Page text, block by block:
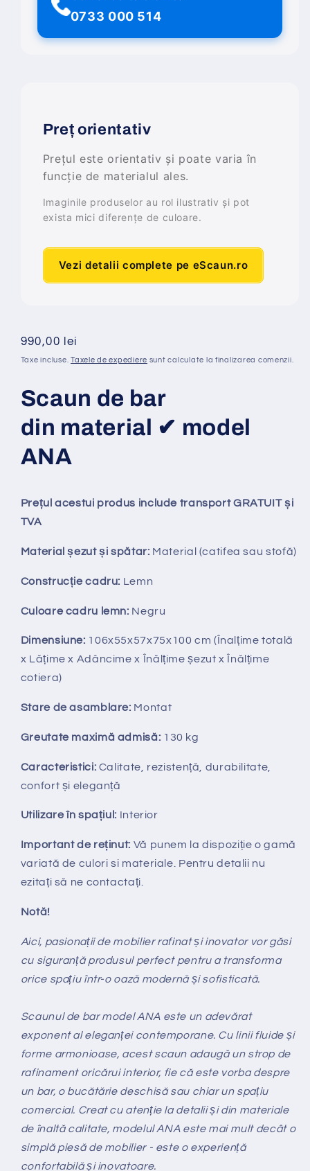
0733 000 514
Preț orientativ
Prețul este orientativ și poate varia în
funcție de materialul ales.
Imaginile produselor au rol ilustrativ și pot
exista mici diferențe de culoare.
Vezi detalii complete pe eScaun.ro
Preț
obișnuit
990,00 lei
Taxe incluse.Taxele de expediere sunt calculate la finalizarea comenzii.
Scaun de bar
din material ✔ model
ANA
Prețul acestui produs include transport GRATUIT și
TVA
Material șezut și spătar: Material (catifea sau stofă)
Construcție cadru: Lemn
Culoare cadru lemn: Negru
Dimensiune: 106x55x57x75x100 cm (Înalțime totală
x Lățime x Adâncime x Înălțime șezut x Înălțime
cotiera)
Stare de asamblare: Montat
Greutate maximă admisă: 130 kg
Caracteristici: Calitate, rezistență, durabilitate,
confort și eleganță
Utilizare în spațiul: Interior
Important de reținut: Vă punem la dispozițieo gamă
variată de culori si materiale. Pentru detalii nu
ezitați să ne contactați.
Notă!
Aici, pasionații de mobilier rafinat și inovator vor găsi
cu siguranță produsul perfect pentru a transforma
orice spațiu într-o oază modernă și sofisticată.
Scaunul de bar model ANA este un adevărat
exponent al eleganței contemporane. Cu linii fluide și
forme armonioase, acest scaun adaugă un strop de
rafinament oricărui interior, fie că este vorba despre
un bar, o bucătărie deschisă sau chiar un spațiu
comercial. Creat cu atenție la detalii și din materiale
de înaltă calitate, modelul ANA este mai mult decât o
simplă piesă de mobilier - este o experiență
confortabilă și inovatoare.